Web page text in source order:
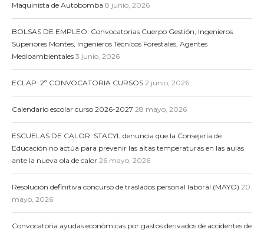
Maquinista de Autobomba 8 junio, 2026
BOLSAS DE EMPLEO: Convocatorias Cuerpo Gestión, Ingenieros
Superiores Montes, Ingenieros Técnicos Forestales, Agentes
Medioambientales 3 junio, 2026
ECLAP: 2ª CONVOCATORIA CURSOS 2 junio, 2026
Calendario escolar curso 2026-2027 28 mayo, 2026
ESCUELAS DE CALOR: STACYL denuncia que la Consejería de
Educación no actúa para prevenir las altas temperaturas en las aulas
ante la nueva ola de calor 26 mayo, 2026
Resolución definitiva concurso de traslados personal laboral (MAYO) 20
mayo, 2026
Convocatoria ayudas económicas por gastos derivados de accidentes de